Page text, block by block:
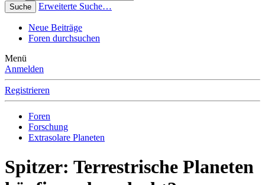
Suche Erweiterte Suche…
Neue Beiträge
Foren durchsuchen
Menü
Anmelden
Registrieren
Foren
Forschung
Extrasolare Planeten
Spitzer: Terrestrische Planeten